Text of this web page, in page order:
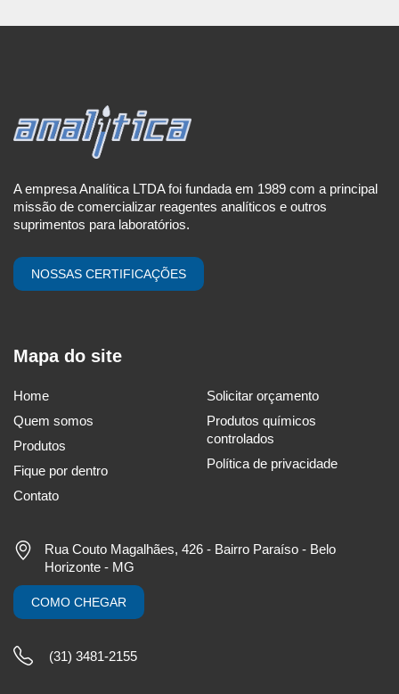
A empresa Analítica LTDA foi fundada em 1989 com a principal
missão de comercializar reagentes analíticos e outros
suprimentos para laboratórios.
NOSSAS CERTIFICAÇÕES
Mapa do site
Home
Quem somos
Produtos
Fique por dentro
Contato
Solicitar orçamento
Produtos químicos
controlados
Política de privacidade
Rua Couto Magalhães, 426 - Bairro Paraíso - Belo
Horizonte - MG
COMO CHEGAR
(31) 3481-2155